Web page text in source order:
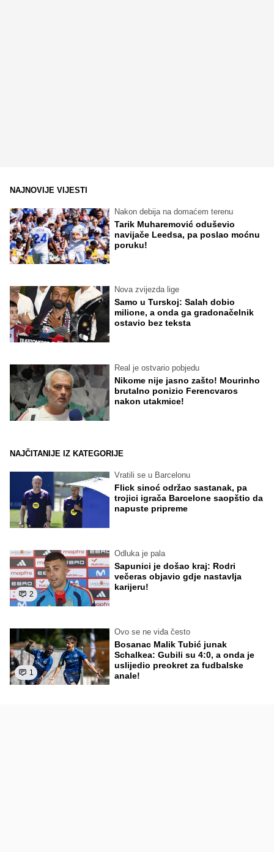
NAJNOVIJE VIJESTI
Nakon debija na domaćem terenu
Tarik Muharemović oduševio
navijače Leedsa, pa poslao moćnu
poruku!
Nova zvijezda lige
Samo u Turskoj: Salah dobio
milione, a onda ga gradonačelnik
ostavio bez teksta
Real je ostvario pobjedu
Nikome nije jasno zašto! Mourinho
brutalno ponizio Ferencvaros
nakon utakmice!
NAJČITANIJE IZ KATEGORIJE
Vratili se u Barcelonu
Flick sinoć održao sastanak, pa
trojici igrača Barcelone saopštio da
napuste pripreme
2
Odluka je pala
Sapunici je došao kraj: Rodri
večeras objavio gdje nastavlja
karijeru!
1
Ovo se ne viđa često
Bosanac Malik Tubić junak
Schalkea: Gubili su 4:0, a onda je
uslijedio preokret za fudbalske
anale!